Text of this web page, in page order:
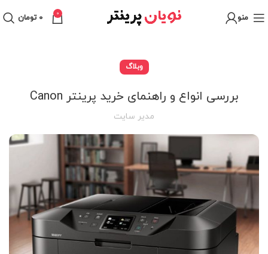
منو 0
0 تومان
وبلاگ
بررسی انواع و راهنمای خرید پرینتر Canon
مدیر سایت